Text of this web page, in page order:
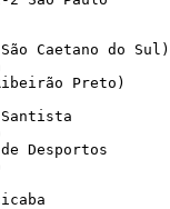
[qualifying tournament]
Preto)
Santista
Desportos